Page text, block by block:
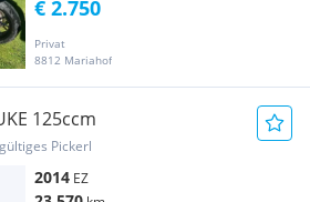
Privat
8812 Mariahof
€ 2.750
125ccm
Pickerl
2014 EZ